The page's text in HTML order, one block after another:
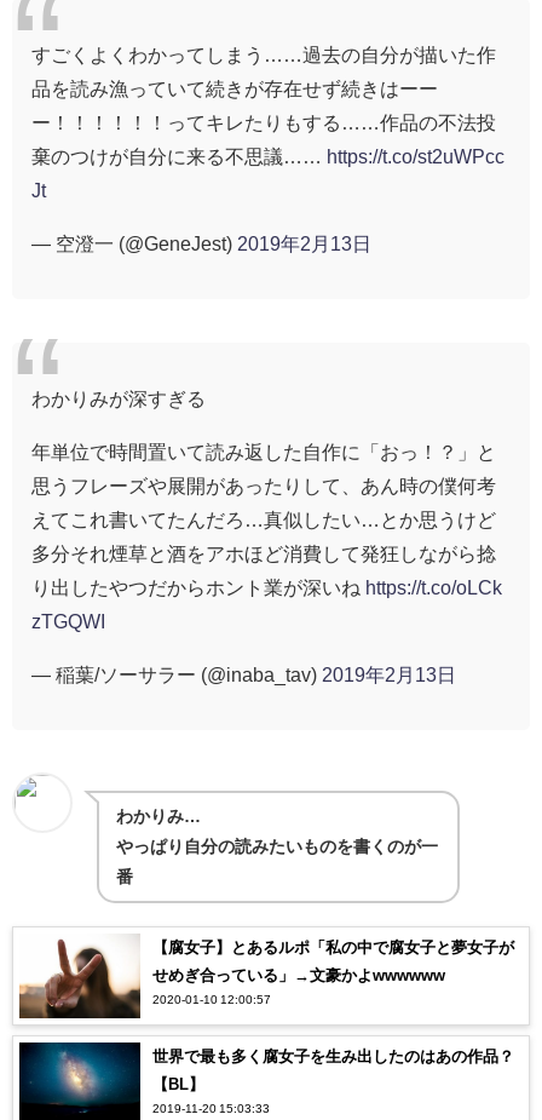
すごくよくわかってしまう……過去の自分が描いた作
品を読み漁っていて続きが存在せず続きはーー
ー！！！！！！ってキレたりもする……作品の不法投
棄のつけが自分に来る不思議…… https://t.co/st2uWPcc
Jt
— 空澄一 (@GeneJest) 2019年2月13日
わかりみが深すぎる
年単位で時間置いて読み返した自作に「おっ！？」と
思うフレーズや展開があったりして、あん時の僕何考
えてこれ書いてたんだろ…真似したい…とか思うけど
多分それ煙草と酒をアホほど消費して発狂しながら捻
り出したやつだからホント業が深いね https://t.co/oLCk
zTGQWI
— 稲葉/ソーサラー (@inaba_tav) 2019年2月13日
わかりみ…
やっぱり自分の読みたいものを書くのが一
番
【腐女子】とあるルポ「私の中で腐女子と夢女子が
せめぎ合っている」→文豪かよwwwwww
2020-01-10 12:00:57
世界で最も多く腐女子を生み出したのはあの作品？
【BL】
2019-11-20 15:03:33